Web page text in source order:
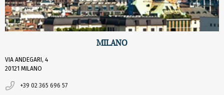
MILANO
VIA ANDEGARI, 4
20121 MILANO
+39 02 365 696 57